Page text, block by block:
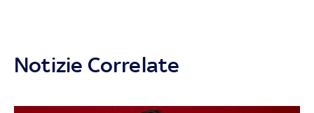
Notizie Correlate